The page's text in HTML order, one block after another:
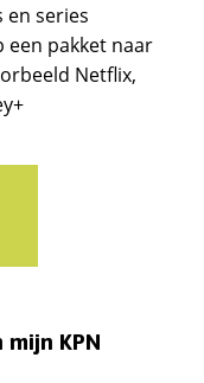
en series
pakket naar
Netflix,
KPN